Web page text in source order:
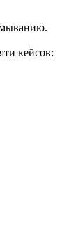
кейсов: